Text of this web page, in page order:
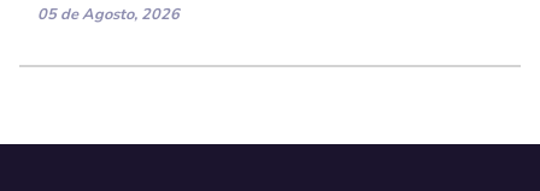
05 de Agosto, 2026